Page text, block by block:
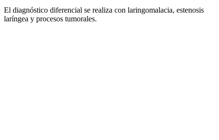
El diagnóstico diferencial se realiza con laringomalacia, estenosis
laríngea y procesos tumorales.